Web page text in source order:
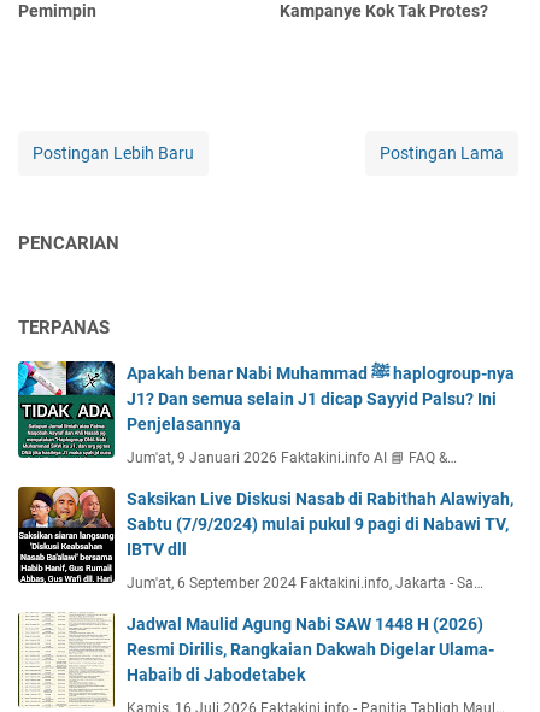
Pemimpin
Kampanye Kok Tak Protes?
Postingan Lebih Baru Postingan Lama
PENCARIAN
TERPANAS
Apakah benar Nabi Muhammad ﷺ haplogroup-nya
J1? Dan semua selain J1 dicap Sayyid Palsu? Ini
Penjelasannya
Jum'at, 9 Januari 2026 Faktakini.info AI 📘 FAQ &…
Saksikan Live Diskusi Nasab di Rabithah Alawiyah,
Sabtu (7/9/2024) mulai pukul 9 pagi di Nabawi TV,
IBTV dll
Jum'at, 6 September 2024 Faktakini.info, Jakarta - Sa…
Jadwal Maulid Agung Nabi SAW 1448 H (2026)
Resmi Dirilis, Rangkaian Dakwah Digelar Ulama-
Habaib di Jabodetabek